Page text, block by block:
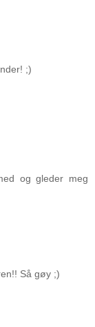
;)
og gleder meg
Så gøy ;)